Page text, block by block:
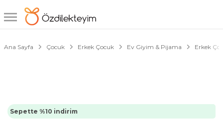
Ana Sayfa Çocuk Erkek Çocuk Ev Giyim & Pijama Erkek
Sepette %10 indirim
Çark Fırsatı
1/4